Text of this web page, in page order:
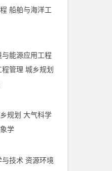
船舶与海洋工
与能源应用工程
程管理 城乡规划
规划 大气科学
学
与技术 资源环境